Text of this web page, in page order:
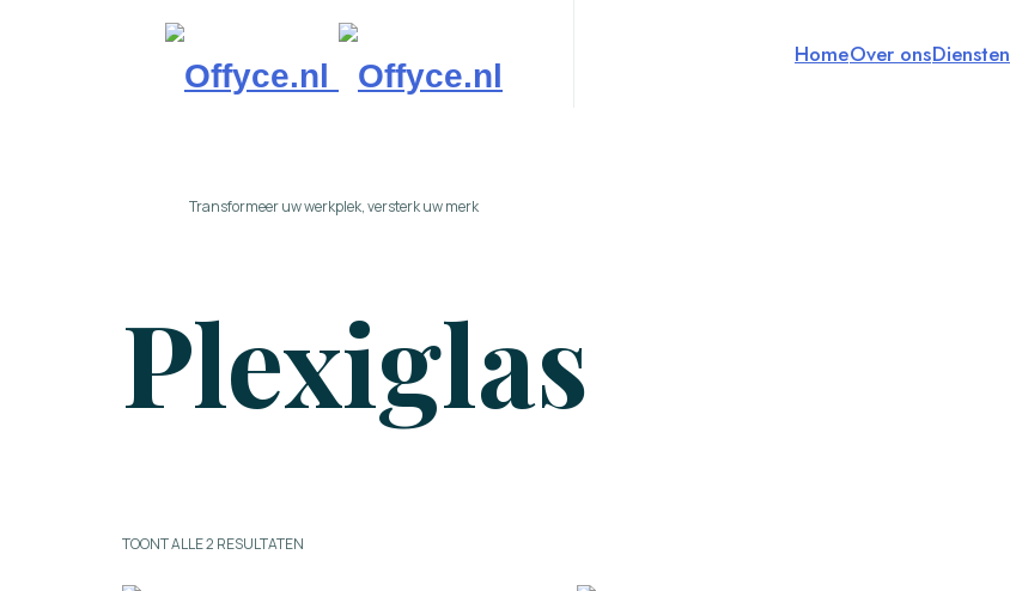
Offyce.nl
Transformeer uw werkplek, versterk uw merk
HomeOver onsDiensten
Plexiglas
TOONT ALLE 2 RESULTATEN